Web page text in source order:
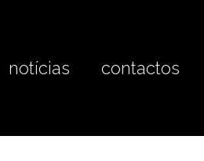
notícias contactos